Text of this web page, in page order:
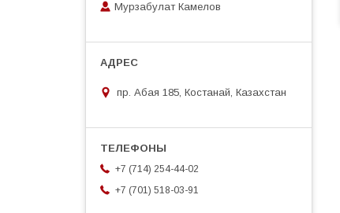
Мурзабулат Камелов
пр. Абая 185, Костанай, Казахстан
+7 (714) 254-44-02
+7 (701) 518-03-91